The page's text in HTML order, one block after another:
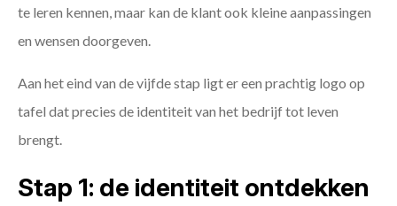
te leren kennen, maar kan de klant ook kleine aanpassingen
en wensen doorgeven.
Aan het eind van de vijfde stap ligt er een prachtig logo op
tafel dat precies de identiteit van het bedrijf tot leven
brengt.
Stap 1: de identiteit ontdekken